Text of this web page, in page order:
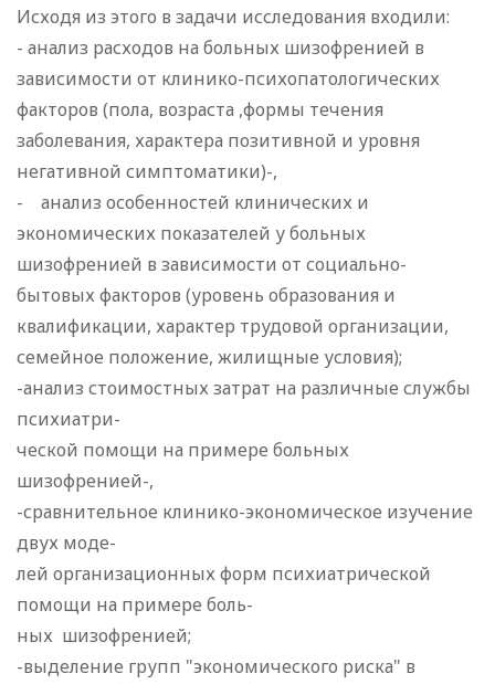
Исходя из этого в задачи исследования входили:
- анализ расходов на больных шизофренией в
зависимости от клинико-психопатологических
факторов (пола, возраста ,формы течения
заболевания, характера позитивной и уровня
негативной симптоматики)-,
- анализ особенностей клинических и
экономических показателей у больных
шизофренией в зависимости от социально-
бытовых факторов (уровень образования и
квалификации, характер трудовой организации,
семейное положение, жилищные условия);
-анализ стоимостных затрат на различные службы
психиатри-
ческой помощи на примере больных
шизофренией-,
-сравнительное клинико-экономическое изучение
двух моде-
лей организационных форм психиатрической
помощи на примере боль-
ных шизофренией;
-выделение групп "экономического риска" в